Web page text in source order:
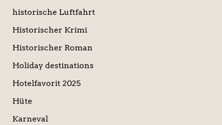
historische Luftfahrt
Historischer Krimi
Historischer Roman
Holiday destinations
Hotelfavorit 2025
Hüte
Karneval